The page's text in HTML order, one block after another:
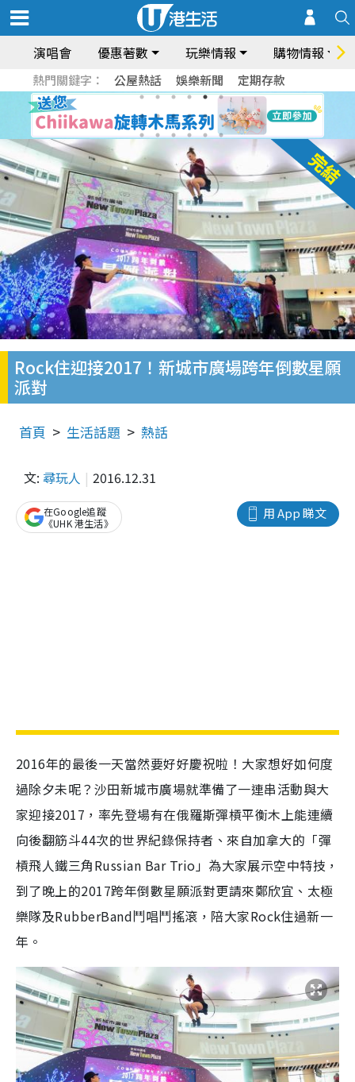
演唱會 優惠著數 玩樂情報 購物情報
熱門關鍵字： 公屋熱話 娛樂新聞 定期存款
Rock住迎接2017！新城市廣場跨年倒數星願
派對
首頁 生活話題 熱話
文: 尋玩人 2016.12.31
用 App 睇文
在Google追蹤
《UHK 港生活》
2016年的最後一天當然要好好慶祝啦！大家想好如何度
過除夕未呢？沙田新城市廣場就準備了一連串活動與大
家迎接2017，率先登場有在俄羅斯彈槓平衡木上能連續
向後翻筋斗44次的世界紀錄保持者、來自加拿大的「彈
槓飛人鐵三角Russian Bar Trio」為大家展示空中特技，
到了晚上的2017跨年倒數星願派對更請來鄭欣宜、太極
樂隊及RubberBand鬥唱鬥搖滾，陪大家Rock住過新一
年。